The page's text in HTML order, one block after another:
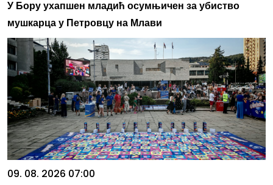
У Бору ухапшен младић осумњичен за убиство
мушкарца у Петровцу на Млави
09. 08. 2026 07:00